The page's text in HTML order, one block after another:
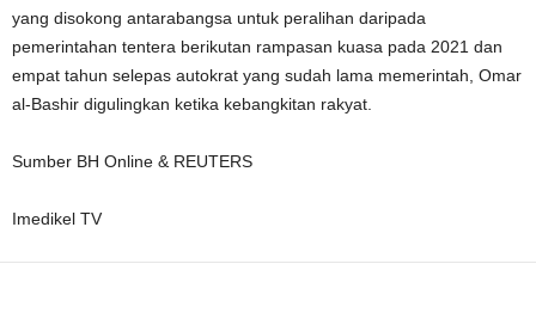
yang disokong antarabangsa untuk peralihan daripada
pemerintahan tentera berikutan rampasan kuasa pada 2021 dan
empat tahun selepas autokrat yang sudah lama memerintah, Omar
al-Bashir digulingkan ketika kebangkitan rakyat.
Sumber BH Online & REUTERS
Imedikel TV